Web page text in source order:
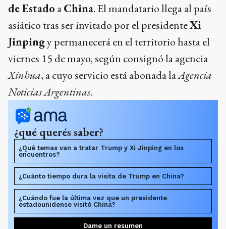
de Estado aChina. El mandatario llega al país
asiático tras ser invitado por el presidenteXi
Jinpingy permanecerá en el territorio hasta el
viernes 15 de mayo, según consignó la agencia
Xinhua, a cuyo servicio está abonada laAgencia
Noticias Argentinas.
¿qué querés saber?
¿Qué temas van a tratar Trump y Xi Jinping en los
encuentros?
¿Cuánto tiempo dura la visita de Trump en China?
¿Cuándo fue la última vez que un presidente
estadounidense visitó China?
Dame un resumen